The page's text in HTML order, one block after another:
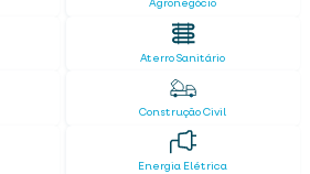
Agronegócio
Aterro Sanitário
Construção Civil
Energia Elétrica